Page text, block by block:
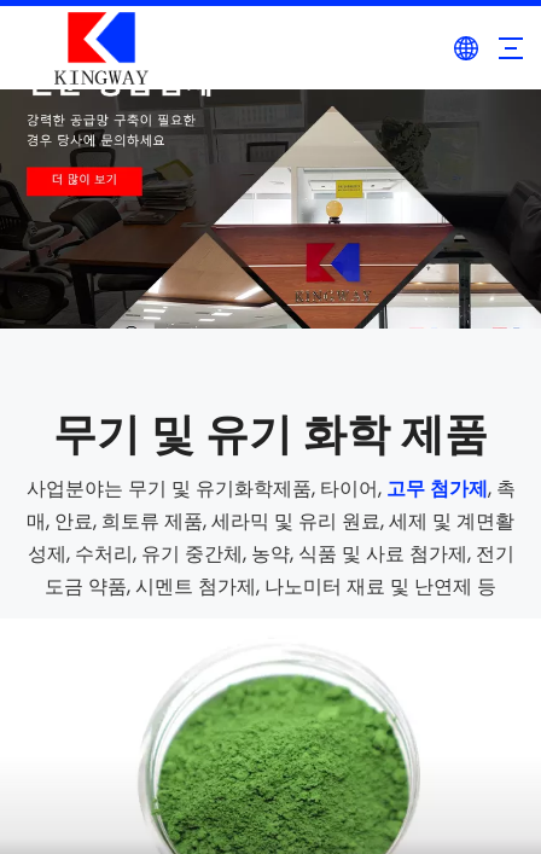
무기 및 유기 화학 제품
사업분야는 무기 및 유기화학제품, 타이어, 고무 첨가제, 촉
매, 안료, 희토류 제품, 세라믹 및 유리 원료, 세제 및 계면활
성제, 수처리, 유기 중간체, 농약, 식품 및 사료 첨가제, 전기
도금 약품, 시멘트 첨가제, 나노미터 재료 및 난연제 등